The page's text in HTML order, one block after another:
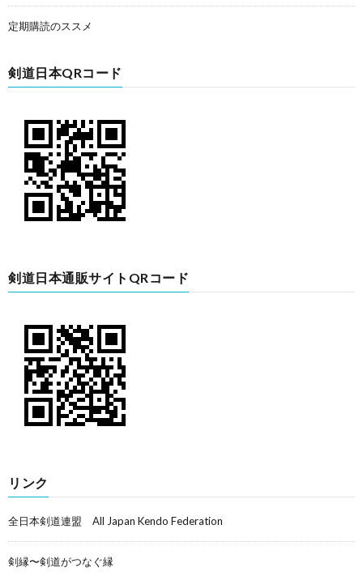
定期購読のススメ
剣道日本QRコード
剣道日本通販サイトQRコード
リンク
全日本剣道連盟 All Japan Kendo Federation
剣縁〜剣道がつなぐ縁